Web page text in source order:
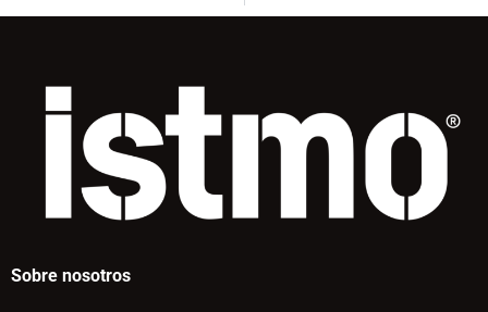
Sobre nosotros